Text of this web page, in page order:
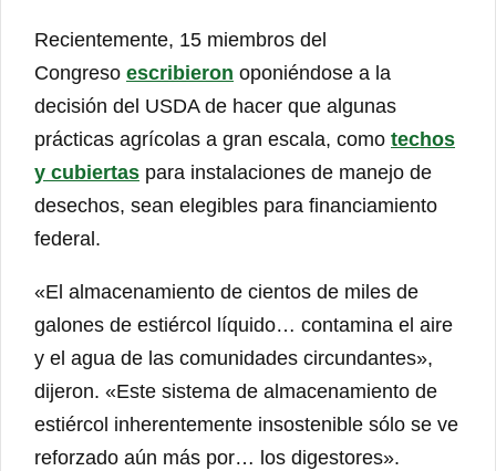
Recientemente, 15 miembros del
Congreso escribieron oponiéndose a la
decisión del USDA de hacer que algunas
prácticas agrícolas a gran escala, como techos
y cubiertas para instalaciones de manejo de
desechos, sean elegibles para financiamiento
federal.
«El almacenamiento de cientos de miles de
galones de estiércol líquido… contamina el aire
y el agua de las comunidades circundantes»,
dijeron. «Este sistema de almacenamiento de
estiércol inherentemente insostenible sólo se ve
reforzado aún más por… los digestores».